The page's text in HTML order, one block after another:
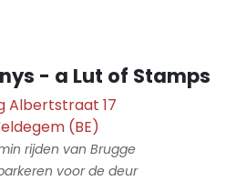
- a Lut of Stamps
Albertstraat 17
(BE)
rijden van Brugge
voor de deur